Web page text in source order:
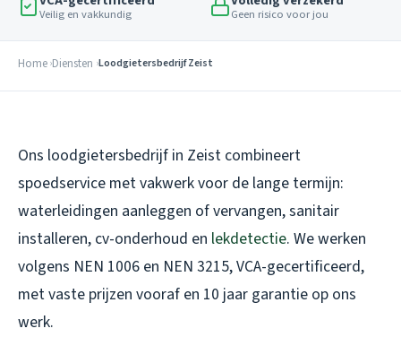
Veilig en vakkundig Geen risico voor jou
Home Diensten Loodgietersbedrijf Zeist
Ons loodgietersbedrijf in Zeist combineert
spoedservice met vakwerk voor de lange termijn:
waterleidingen aanleggen of vervangen, sanitair
installeren, cv-onderhoud en lekdetectie. We werken
volgens NEN 1006 en NEN 3215, VCA-gecertificeerd,
met vaste prijzen vooraf en 10 jaar garantie op ons
werk.